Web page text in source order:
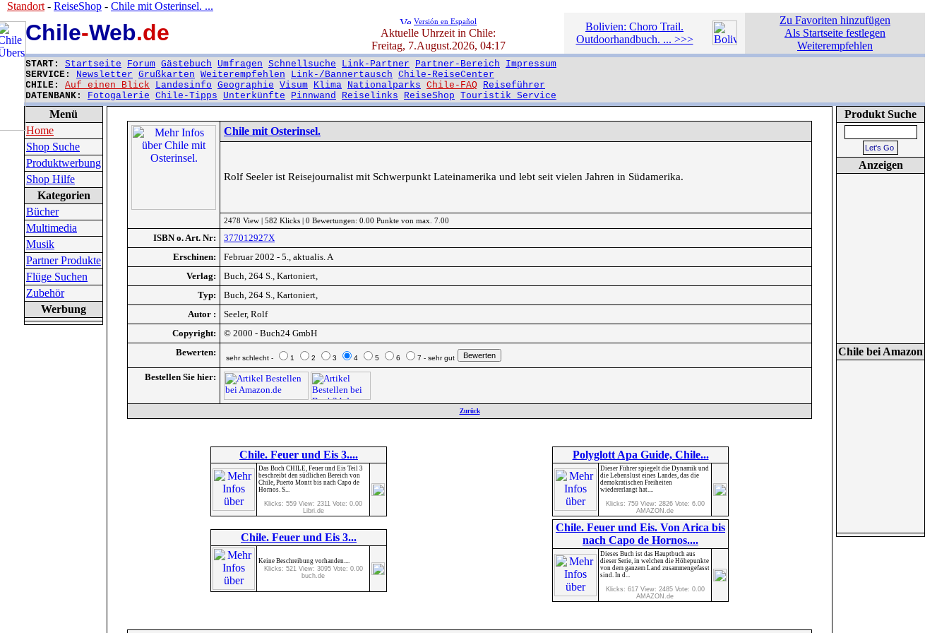
Chile-Web.de Versión en Español
Aktuelle Uhrzeit in Chile:
Freitag, 7.August.2026, 04:17
Bolivien: Choro Trail.
Outdoorhandbuch. ... >>>
Zu Favoriten hinzufügen
Als Startseite festlegen
Weiterempfehlen
START: Startseite Forum Gästebuch Umfragen Schnellsuche Link-Partner Partner-Bereich
Impressum
SERVICE: Newsletter Grußkarten Weiterempfehlen Link-/Bannertausch Chile-ReiseCenter
CHILE: Auf einen Blick Landesinfo Geographie Visum Klima Nationalparks Chile-FAQ Reiseführer
DATENBANK: Fotogalerie Chile-Tipps Unterkünfte Pinnwand Reiselinks ReiseShop Touristik Service
Standort - ReiseShop - Chile mit Osterinsel. ...
Menü
Home
Shop Suche
Produktwerbung
Shop Hilfe
Kategorien
Bücher
Multimedia
Musik
Partner Produkte
Flüge Suchen
Zubehör
Werbung
Chile mit Osterinsel.
Rolf Seeler ist Reisejournalist mit Schwerpunkt Lateinamerika und lebt seit vielen Jahren in Südamerika.
2478 View | 582 Klicks | 0 Bewertungen: 0.00 Punkte von max. 7.00
ISBN o. Art. Nr:
377012927X
Erschinen:
Februar 2002 - 5., aktualis. A
Verlag:
Buch, 264 S., Kartoniert,
Typ:
Buch, 264 S., Kartoniert,
Autor :
Seeler, Rolf
Copyright:
© 2000 - Buch24 GmbH
Bewerten:
sehr schlecht - 1 2 3 4 5 6 7 - sehr gut
Bestellen Sie hier:
Zurück
Chile. Feuer und Eis 3....
Das Buch CHILE, Feuer und Eis Teil 3
beschreibt den südlichen Bereich von
Chile, Puerto Montt bis nach Capo de
Hornos. S...
Klicks: 559 View: 2311 Vote: 0.00
Libri.de
Polyglott Apa Guide, Chile...
Dieser Führer spiegelt die Dynamik und
die Lebenslust eines Landes, das die
demokratischen Freiheiten
wiedererlangt hat....
Klicks: 759 View: 2826 Vote: 6.00
AMAZON.de
Chile. Feuer und Eis 3...
Keine Beschreibung vorhanden....
Klicks: 521 View: 3095 Vote: 0.00
buch.de
Chile. Feuer und Eis. Von Arica bis
nach Capo de Hornos....
Dieses Buch ist das Hauptbuch aus
dieser Serie, in welchen die Höhepunkte
von dem ganzem Land zusammengefasst
sind. In d...
Klicks: 617 View: 2485 Vote: 0.00
AMAZON.de
Produkt Suche
Anzeigen
Chile bei Amazon